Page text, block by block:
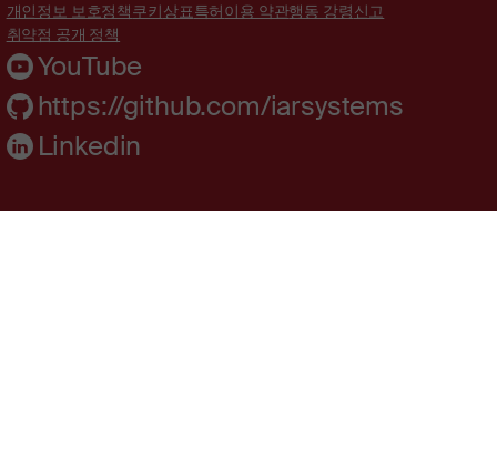
개인정보 보호정책쿠키상표특허이용 약관행동 강령신고
취약점 공개 정책
YouTube
https://github.com/iarsystems
Linkedin